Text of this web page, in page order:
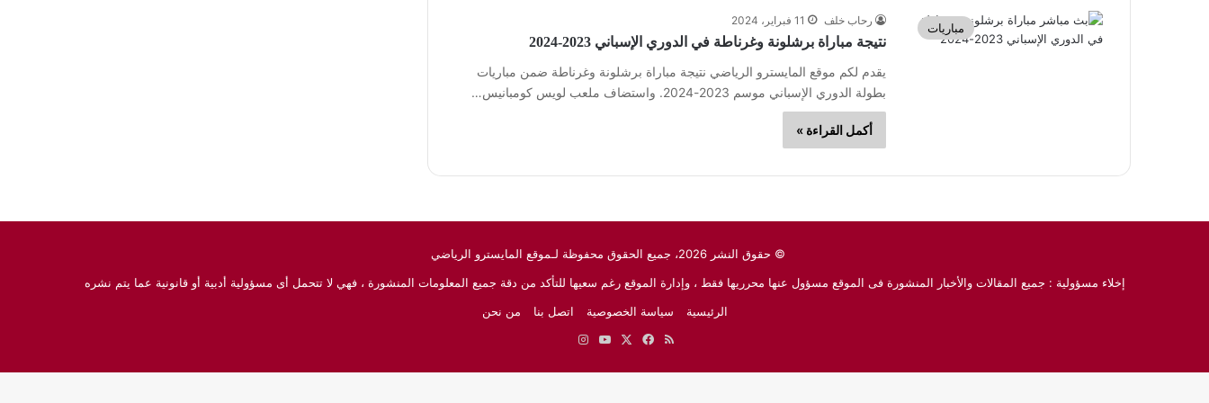
مباريات
رحاب خلف 11 فبراير، 2024
نتيجة مباراة برشلونة وغرناطة في الدوري الإسباني 2023-2024
يقدم لكم موقع المايسترو الرياضي نتيجة مباراة برشلونة وغرناطة ضمن مباريات
بطولة الدوري الإسباني موسم 2023-2024. واستضاف ملعب لويس كومبانيس…
أكمل القراءة »
© حقوق النشر 2026، جميع الحقوق محفوظة لـموقع المايسترو الرياضي
إخلاء مسؤولية : جميع المقالات والأخبار المنشورة فى الموقع مسؤول عنها محرريها فقط ، وإدارة الموقع رغم سعيها للتأكد من دقة جميع المعلومات المنشورة ، فهي لا تتحمل أى مسؤولية أدبية أو قانونية عما يتم نشره
الرئيسية
سياسة الخصوصية اتصل بنا
من نحن
ملخصفيسبوك ‫YouTubeانستقرام